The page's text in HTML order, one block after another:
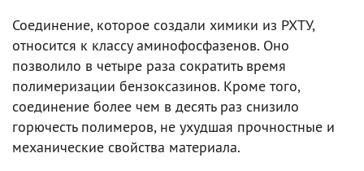
Соединение, которое создали химики из РХТУ,
относится к классу аминофосфазенов. Оно
позволило в четыре раза сократить время
полимеризации бензоксазинов. Кроме того,
соединение более чем в десять раз снизило
горючесть полимеров, не ухудшая прочностные и
механические свойства материала.